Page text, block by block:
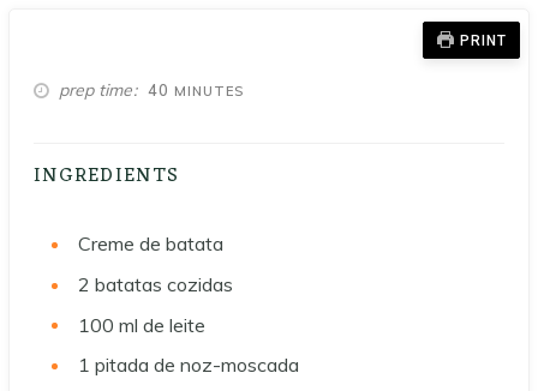
PRINT
prep time 40 MINUTES
MINUTES
INGREDIENTS
Creme de batata
2 batatas cozidas
100 ml de leite
1 pitada de noz-moscada